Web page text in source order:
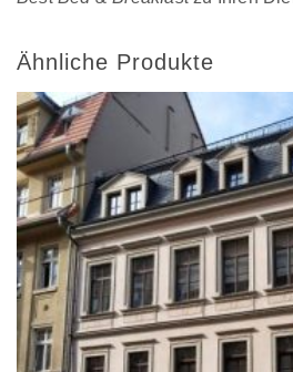
Ähnliche Produkte